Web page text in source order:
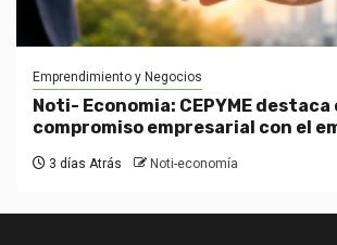
Emprendimiento y Negocios
Noti- Economia: CEPYME destaca
compromiso empresarial con el
3 días Atrás Noti-economía